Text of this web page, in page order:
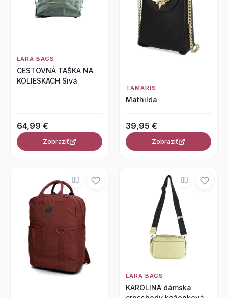
LARA BAGS
CESTOVNÁ TAŠKA NA
KOLIESKACH Sivá
64,99 €
Zobraziť
TAMARIS
Mathilda
39,95 €
Zobraziť
LARA BAGS
KAROLINA dámska